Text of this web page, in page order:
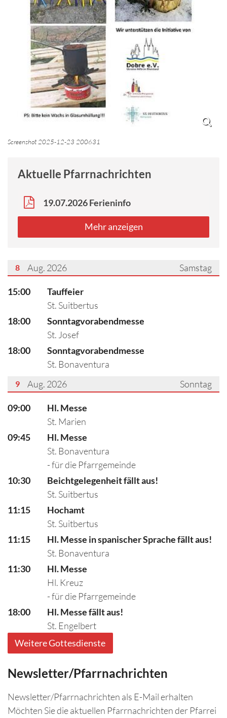
Screenshot 2025-12-23 200631
Aktuelle Pfarrnachrichten
19.07.2026 Ferieninfo
Mehr anzeigen
Samstag
8
Aug. 2026
???msg.page.sr.date??? 8. August 2026
15:00
Tauffeier
St. Suitbertus
18:00
Sonntagvorabendmesse
St. Josef
18:00
Sonntagvorabendmesse
St. Bonaventura
Sonntag
9
Aug. 2026
???msg.page.sr.date??? 9. August 2026
09:00
Hl. Messe
St. Marien
09:45
Hl. Messe
St. Bonaventura
- für die Pfarrgemeinde
10:30
Beichtgelegenheit fällt aus!
St. Suitbertus
11:15
Hochamt
St. Suitbertus
11:15
Hl. Messe in spanischer Sprache fällt aus!
St. Bonaventura
11:30
Hl. Messe
Hl. Kreuz
- für die Pfarrgemeinde
18:00
Hl. Messe fällt aus!
St. Engelbert
Weitere Gottesdienste
Newsletter/Pfarrnachrichten
Newsletter/Pfarrnachrichten als E-Mail erhalten
Möchten Sie die aktuellen Pfarrnachrichten der Pfarrei